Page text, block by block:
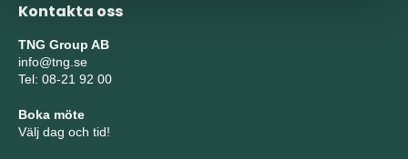
Kontakta oss
TNG Group AB
info@tng.se
Tel: 08-21 92 00
Boka möte
Välj dag och tid!